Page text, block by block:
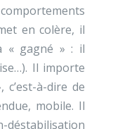
en colère, il
« gagné » : il
Il importe
à-dire de
mobile. Il